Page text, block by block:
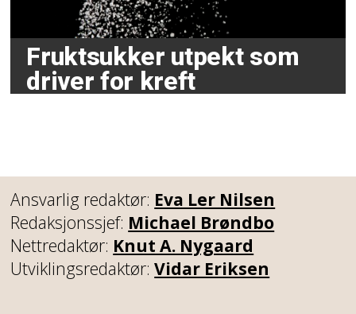
Fruktsukker utpekt som
driver for kreft
Ansvarlig redaktør: Eva Ler Nilsen
Redaksjonssjef: Michael Brøndbo
Nettredaktør: Knut A. Nygaard
Utviklingsredaktør:Vidar Eriksen